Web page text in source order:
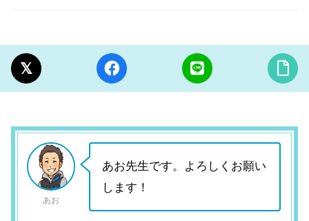
あお
あお先生です。よろしくお願い
します！